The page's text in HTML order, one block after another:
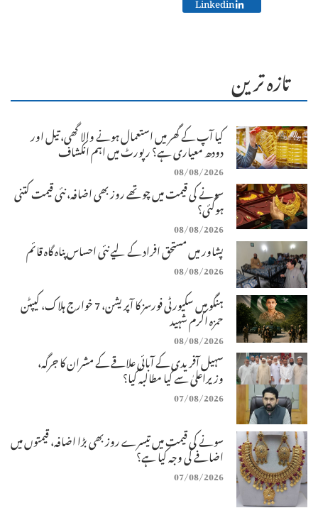
تازہ ترین
کیا آپ کے گھر میں استعمال ہونے والا گھی، تیل اور
دودھ معیاری ہے؟ رپورٹ میں اہم انکشاف
08/08/2026
سونے کی قیمت میں چوتھے روز بھی اضافہ، نئی قیمت کتنی
ہوگئی؟
08/08/2026
پشاور میں مستحق افراد کے لیے نئی احساس پناہ گاہ قائم
08/08/2026
ہنگو میں سکیورٹی فورسز کا آپریشن، 7 خوارج ہلاک، کیپٹن
حمزہ اکرم شہید
08/08/2026
سہیل آفریدی کے آبائی علاقے کے مشران کا جرگہ،
وزیراعلیٰ سے کیا مطالبہ کیا؟
07/08/2026
سونے کی قیمت میں تیسرے روز بھی بڑا اضافہ، قیمتوں میں
اضافے کی وجہ کیا ہے؟
07/08/2026